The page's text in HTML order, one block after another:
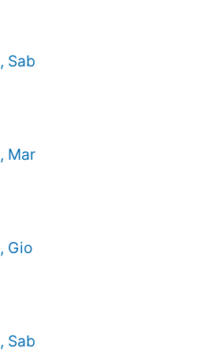
, Sab
, Mar
, Gio
, Sab